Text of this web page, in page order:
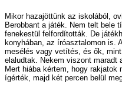
Mikor hazajöttünk az iskolából,
Berobbant a játék. Nem telt bele
fenekestül felfordították. De
konyhában, az íróasztalomon is.
mesélés vagy vetítés, és ők,
elaludtak. Nekem viszont maradt
Mert hiába kértem, hogy
ígérték, majd két percen belül